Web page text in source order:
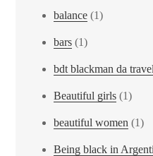
balance (1)
bars (1)
bdt blackman da
Beautiful girls (1)
beautiful women (1)
Being black in